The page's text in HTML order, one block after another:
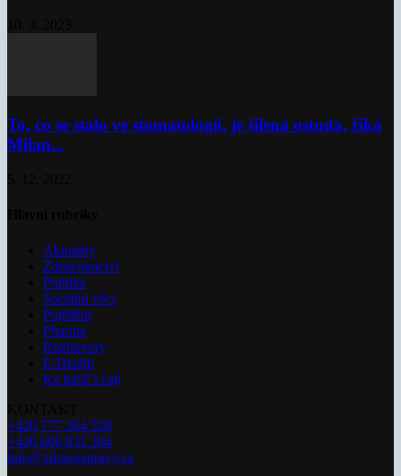
To, co se stalo ve stomatologii, je šílená ostuda, říká
Milan...
Aktuality
Zdravotnictví
Politika
Sociální věci
Pojištění
Pharma
Rozhovory
E-Health
Ke kávě i čaji
+420 777 264 528
+420 606 831 394
info@zdravezpravy.cz